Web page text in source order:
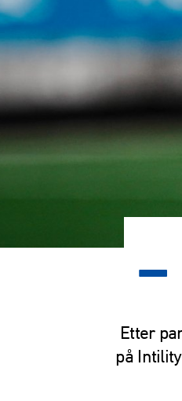
–
Etter
på